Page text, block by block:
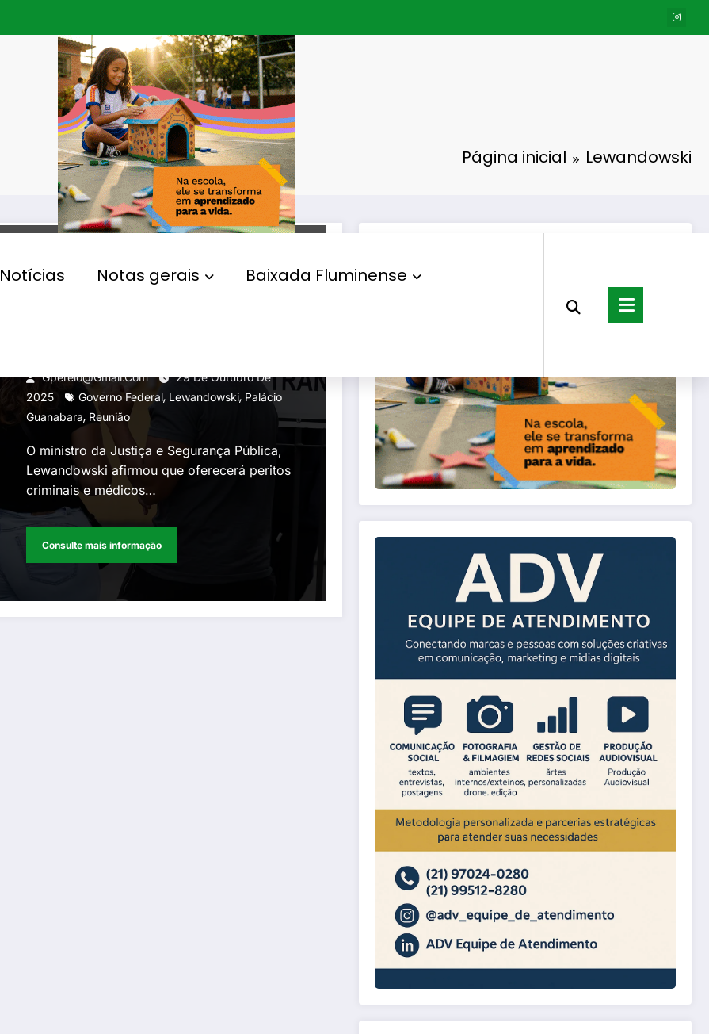
Notícias Notas gerais Baixada Fluminense
Página inicial Lewandowski
Presidente Lula envia
Gperelo@gmail.com
29 De Outubro De
2025
Governo Federal, Lewandowski, Palácio
Guanabara, Reunião
O ministro da Justiça e Segurança Pública,
Lewandowski afirmou que oferecerá peritos
criminais e médicos…
Consulte mais informação